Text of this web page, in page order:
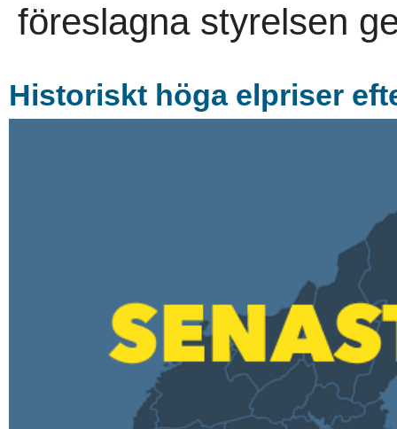
föreslagna styrelsen
Historiskt höga elpriser